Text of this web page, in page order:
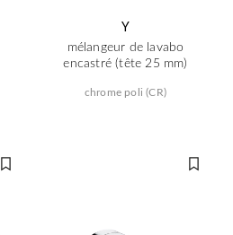
Y
mélangeur de lavabo
encastré (tête 25 mm)
chrome poli (CR)